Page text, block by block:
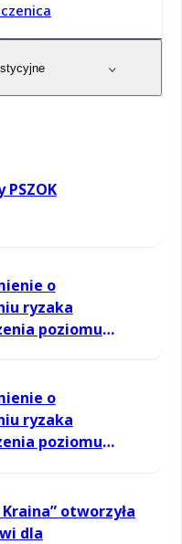
o
ryzaka
poziomu
o
ryzaka
poziomu
otworzyła
dla